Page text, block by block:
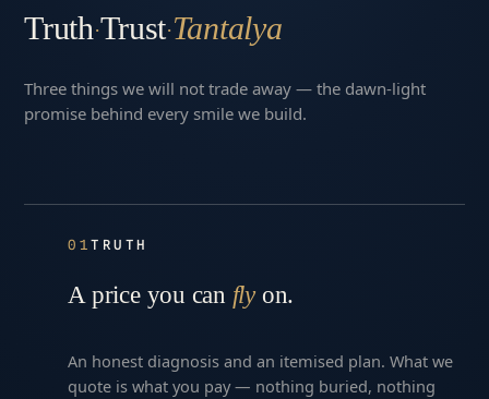
Truth·Trust·Tantalya
Three things we will not trade away — the dawn-light
promise behind every smile we build.
01TRUTH
A price you can flyon.
An honest diagnosis and an itemised plan. What we
quote is what you pay — nothing buried, nothing